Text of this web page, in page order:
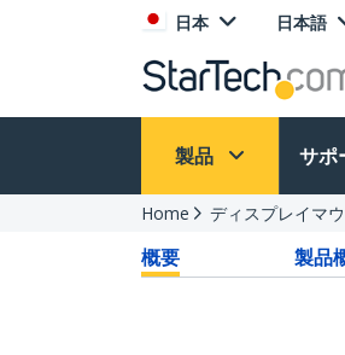
日本 日本語
製品 サポ
Home ディスプレイマ
概要 製品